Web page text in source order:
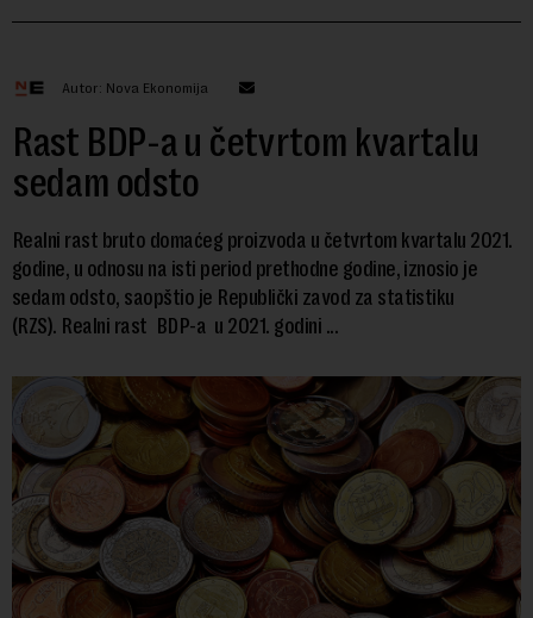
Autor: Nova Ekonomija
Rast BDP-a u četvrtom kvartalu
sedam odsto
Realni rast bruto domaćeg proizvoda u četvrtom kvartalu 2021.
godine, u odnosu na isti period prethodne godine, iznosio je
sedam odsto, saopštio je Republički zavod za statistiku
(RZS). Realni rast BDP-a u 2021. godini ...